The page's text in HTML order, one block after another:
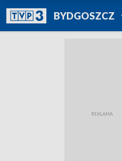
BYDGOSZCZ
TVP